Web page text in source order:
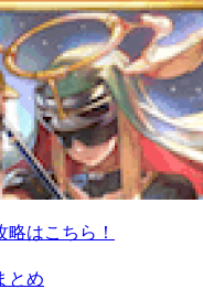
はこちら！
とめ